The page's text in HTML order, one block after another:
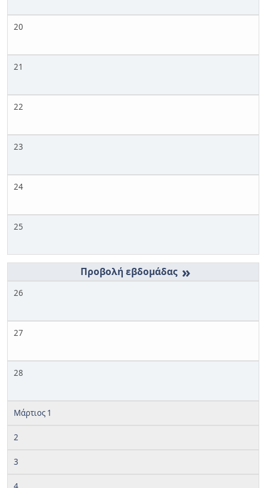
20
21
22
23
24
25
»
26
27
28
Μάρτιος 1
2
3